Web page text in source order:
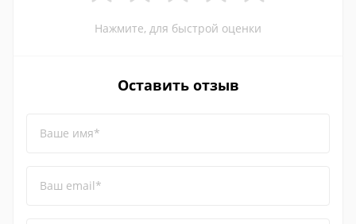
Нажмите, для быстрой оценки
Оставить отзыв
Ваше имя*
Ваш email*